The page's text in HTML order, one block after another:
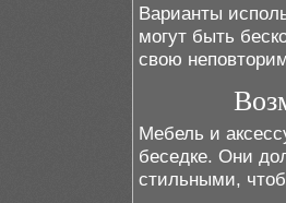
Варианты
могут быть
свою
Мебель и
беседке. Они
стильными,